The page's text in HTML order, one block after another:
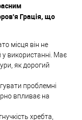
Грація, що
місця він не
у використанні. Має
як дорогий
проблемні
впливає на
хребта,